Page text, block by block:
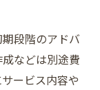
段階のアドバ
などは別途費
ービス内容や